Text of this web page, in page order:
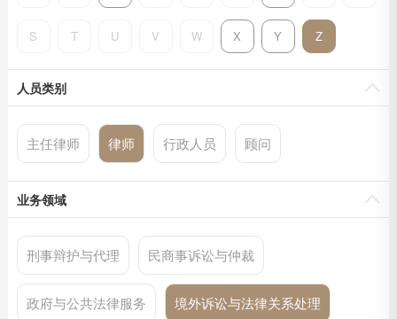
S T U V W X Y Z
人员类别
主任律师 律师 行政人员 顾问
业务领域
刑事辩护与代理 民商事诉讼与仲裁
政府与公共法律服务 境外诉讼与法律关系处理